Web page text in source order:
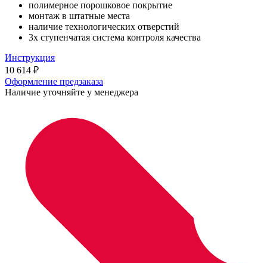
полимерное порошковое покрытие
монтаж в штатные места
наличие технологических отверстий
3х ступенчатая система контроля качества
Инструкция
10 614 ₽
Оформление предзаказа
Наличие уточняйте у менеджера